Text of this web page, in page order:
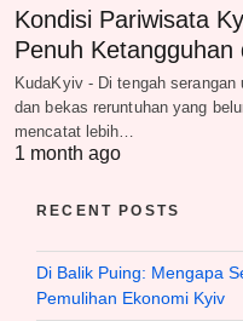
Kondisi Pariwisata
Penuh Ketangguhan
KudaKyiv - Di tengah
dan bekas reruntuhan yang
mencatat lebih…
1 month ago
RECENT POSTS
Di Balik Puing: Mengapa
Pemulihan Ekonomi Kyiv